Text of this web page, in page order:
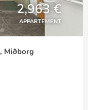
2,963 €
APPARTEMENT
Miðborg